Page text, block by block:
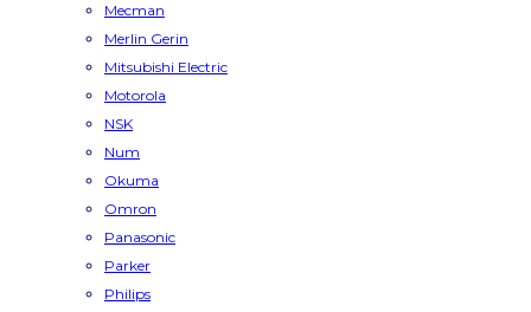
Mecman
Merlin Gerin
Mitsubishi Electric
Motorola
NSK
Num
Okuma
Omron
Panasonic
Parker
Philips